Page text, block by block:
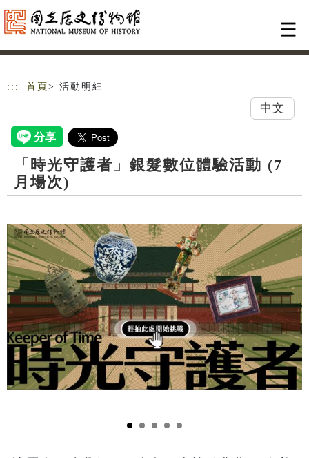
跳到主要內容
網站導覽
::: 首頁 > 活動明細
中文
「時光守護者」銀髮數位體驗活動 (7
月場次)